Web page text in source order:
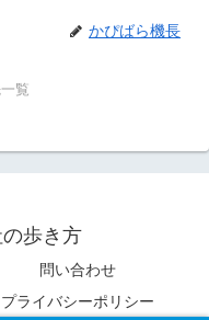
かぴばら機長
覧
歩き方
問い合わせ
プライバシーポリシー